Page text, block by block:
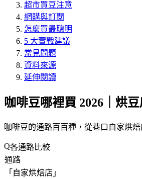
超市買豆注意
網購與訂閱
怎麼買最聰明
5 大實戰建議
常見問題
資料來源
延伸閱讀
咖啡豆哪裡買 2026｜烘
咖啡豆的通路百百種，從巷口自家烘
各通路比較
通路
「 自家烘焙店 」